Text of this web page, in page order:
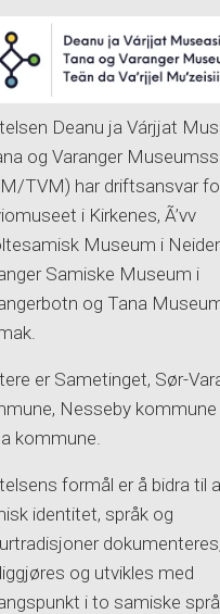
Deanu ja Várjjat
og Varanger
TVM) har driftsansvar
i Kirkenes, Ã’vv
Museum i
Samiske Museum i
og Tana
er Sametinget, Sør-
Nesseby kommune
kommune.
formål er å bidra til
identitet, språk og
dokumenteres,
og utvikles med
i to samiske